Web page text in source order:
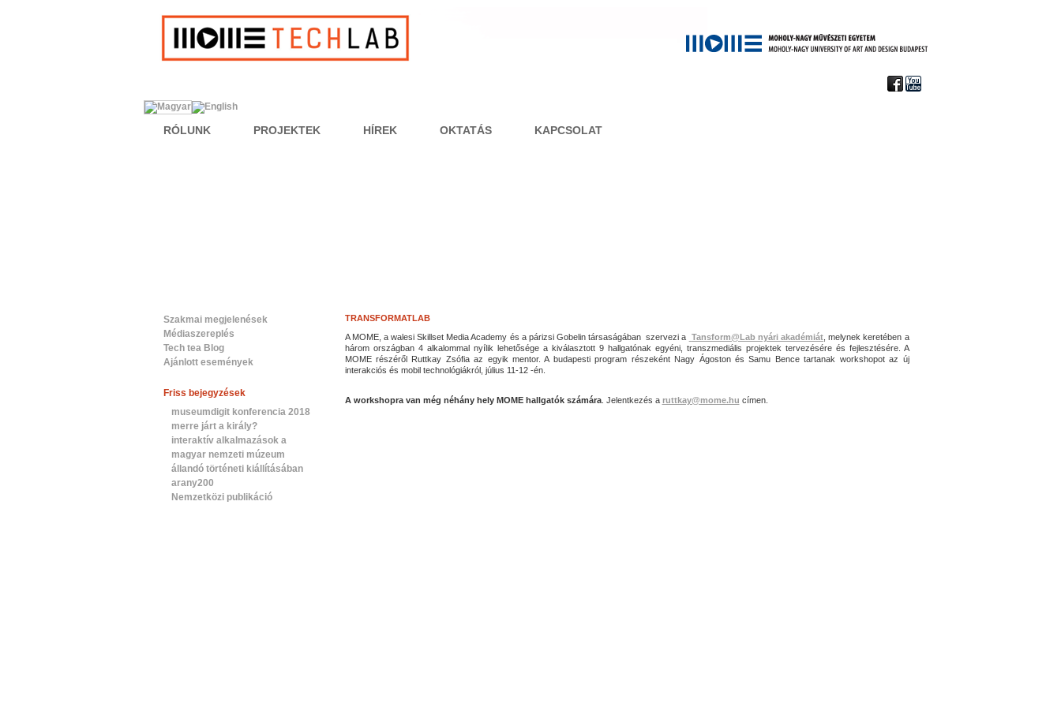
RÓLUNK PROJEKTEK HÍREK OKTATÁS KAPCSOLAT
Szakmai megjelenések
Médiaszereplés
Tech tea Blog
Ajánlott események
Friss bejegyzések
museumdigit konferencia 2018
merre járt a király?
interaktív alkalmazások a
magyar nemzeti múzeum
állandó történeti kiállításában
arany200
Nemzetközi publikáció
TRANSFORMATLAB
A MOME, a walesi Skillset Media Academy és a párizsi Gobelin társaságában szervezi a Tansform@Lab nyári akadémiát , melynek keretében a
három országban 4 alkalommal nyílik lehetősége a kiválasztott 9 hallgatónak egyéni, transzmediális projektek tervezésére és fejlesztésére. A
MOME részéről Ruttkay Zsófia az egyik mentor. A budapesti program részeként Nagy Ágoston és Samu Bence tartanak workshopot az új
interakciós és mobil technológiákról, július 11-12 -én.
A workshopra van még néhány hely MOME hallgatók számára. Jelentkezés a ruttkay@mome.hu címen.